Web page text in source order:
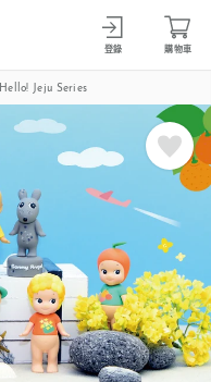
登錄 購物車
Hello! Jeju Series